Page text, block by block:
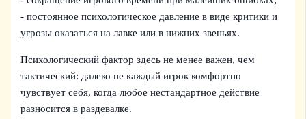
- постоянное психологическое давление в виде критики и
угрозы оказаться на лавке или в нижних звеньях.
Психологический фактор здесь не менее важен, чем
тактический: далеко не каждый игрок комфортно
чувствует себя, когда любое нестандартное действие
разносится в раздевалке.